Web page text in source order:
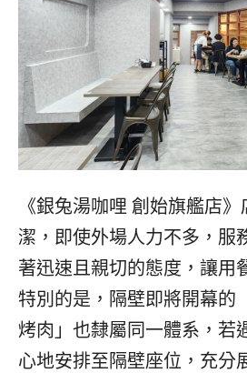
《銀兔湯咖哩 創始旗艦店
潔，即使外場人力不多，服
著迅速且親切的態度，讓用
特別的是，隔壁即將開幕的
烤肉」也隸屬同一體系，若
心地安排至隔壁座位，充分